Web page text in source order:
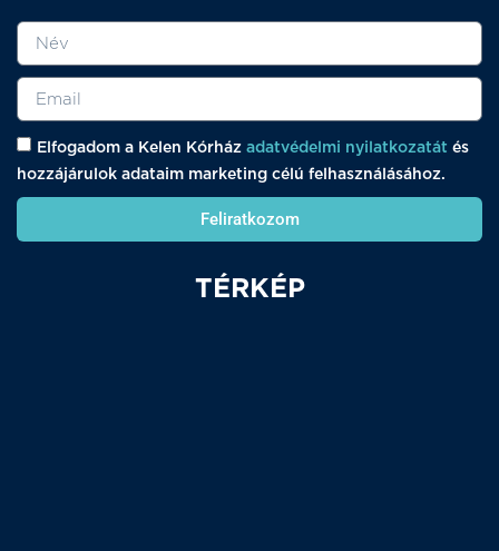
Elfogadom a Kelen Kórház adatvédelmi nyilatkozatát és
hozzájárulok adataim marketing célú felhasználásához.
Feliratkozom
TÉRKÉP